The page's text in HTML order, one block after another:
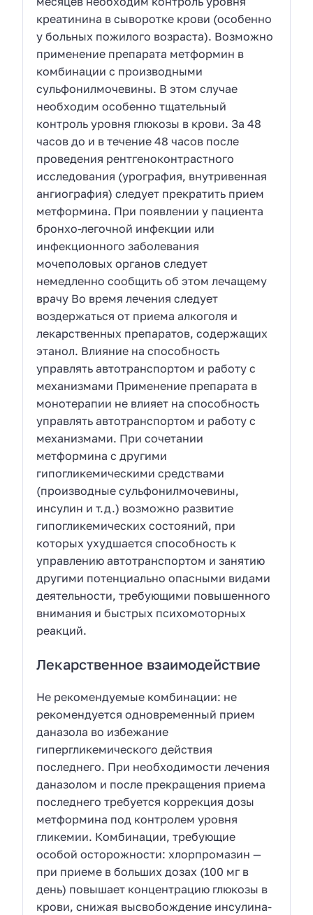
креатинина в сыворотке крови (особенно
у больных пожилого возраста). Возможно
применение препарата метформин в
комбинации с производными
сульфонилмочевины. В этом случае
необходим особенно тщательный
контроль уровня глюкозы в крови. За 48
часов до и в течение 48 часов после
проведения рентгеноконтрастного
исследования (урография, внутривенная
ангиография) следует прекратить прием
метформина. При появлении у пациента
бронхо-легочной инфекции или
инфекционного заболевания
мочеполовых органов следует
немедленно сообщить об этом лечащему
врачу Во время лечения следует
воздержаться от приема алкоголя и
лекарственных препаратов, содержащих
этанол. Влияние на способность
управлять автотранспортом и работу с
механизмами Применение препарата в
монотерапии не влияет на способность
управлять автотранспортом и работу с
механизмами. При сочетании
метформина с другими
гипогликемическими средствами
(производные сульфонилмочевины,
инсулин и т.д.) возможно развитие
гипогликемических состояний, при
которых ухудшается способность к
управлению автотранспортом и занятию
другими потенциально опасными видами
деятельности, требующими повышенного
внимания и быстрых психомоторных
реакций.
Лекарственное взаимодействие
Не рекомендуемые комбинации: не
рекомендуется одновременный прием
даназола во избежание
гипергликемического действия
последнего. При необходимости лечения
даназолом и после прекращения приема
последнего требуется коррекция дозы
метформина под контролем уровня
гликемии. Комбинации, требующие
особой осторожности: хлорпромазин —
при приеме в больших дозах (100 мг в
день) повышает концентрацию глюкозы в
крови, снижая высвобождение инсулина-